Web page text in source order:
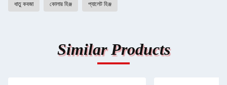
ধাতু কবজা কোলার হিঞ্জ প্যালেট হিঞ্জ
Similar Products